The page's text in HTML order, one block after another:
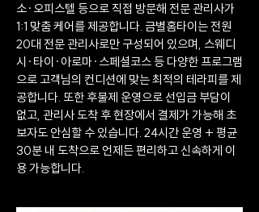
소·오피스텔 등으로 직접 방문해 전문 관리사가
1:1 맞춤 케어를 제공합니다. 금별홈타이는 전원
20대 전문 관리사로만 구성되어 있으며, 스웨디
시·타이·아로마·스페셜코스 등 다양한 프로그램
으로 고객님의 컨디션에 맞는 최적의 테라피를 제
공합니다. 또한 후불제 운영으로 선입금 부담이
없고, 관리사 도착 후 현장에서 결제가 가능해 초
보자도 안심할 수 있습니다. 24시간 운영 + 평균
30분 내 도착으로 언제든 편리하고 신속하게 이
용 가능합니다.